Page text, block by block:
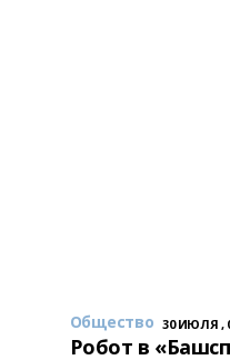
Общество 30 ИЮЛЯ ,
Робот в